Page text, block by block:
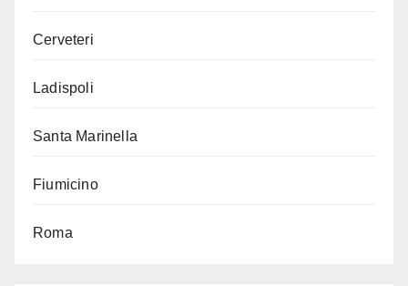
Cerveteri
Ladispoli
Santa Marinella
Fiumicino
Roma